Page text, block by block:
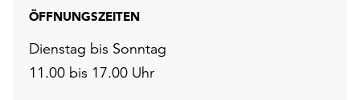
ÖFFNUNGSZEITEN
Dienstag bis Sonntag
11.00 bis 17.00 Uhr